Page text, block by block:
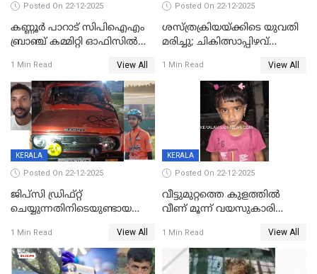
Posted On 22-12-2025
കണ്ണൂർ പാറാട് സിപിഐഎം
ബ്രാഞ്ച് കമ്മിറ്റി ഓഫിസിൽ
ചിത്രങ്ങളടക്കം കത്തിയ
നിലയിൽ
1 Min Read View All
Posted On 22-12-2025
ശസ്ത്രക്രിയയ്‌ക്കിടെ യുവതി
മരിച്ചു; ചികിത്സാപ്പിഴവ്
സംഭവം മാവേലിക്കരയിൽ
1 Min Read View All
KERALA
Posted On 22-12-2025
ജിപ്സി ഡ്രിഫ്റ്റ്
ചെയ്യുന്നതിനിടെയുണ്ടായ
ദാരുണാന്ത്യം; ജീപ്സി
ഓടിച്ചയാൾ അറസ്റ്റിൽ.
1 Min Read View All
KERALA
Posted On 22-12-2025
വീട്ടുമുറ്റത്തെ കുളത്തിൽ
വീണ് മൂന്ന് വയസുകാരി
1 Min Read View All